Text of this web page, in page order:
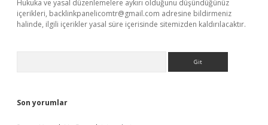
Hukuka ve yasal düzenlemelere aykırı olduğunu düşündüğünüz
içerikleri, backlinkpanelicomtr@gmail.com adresine bildirmeniz
halinde, ilgili içerikler yasal süre içerisinde sitemizden kaldırılacaktır.
Son yorumlar